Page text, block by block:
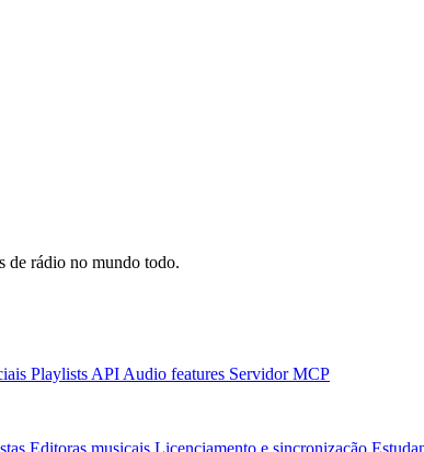
de rádio no mundo todo.
Playlists API Audio features Servidor MCP
Editoras musicais Licenciamento e sincronização